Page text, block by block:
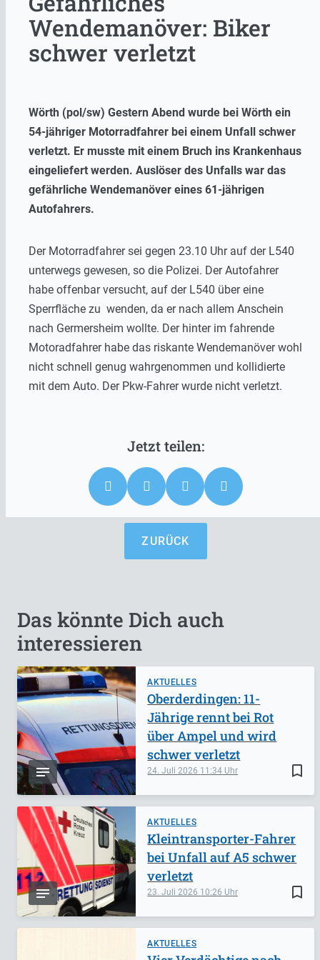
Wendemanöver: Biker
schwer verletzt
Wörth (pol/sw) Gestern Abend wurde bei Wörth ein
54-jähriger Motorradfahrer bei einem Unfall schwer
verletzt. Er musste mit einem Bruch ins Krankenhaus
eingeliefert werden. Auslöser des Unfalls war das
gefährliche Wendemanöver eines 61-jährigen
Autofahrers.
Der Motorradfahrer sei gegen 23.10 Uhr auf der L540
unterwegs gewesen, so die Polizei. Der Autofahrer
habe offenbar versucht, auf der L540 über eine
Sperrfläche zu wenden, da er nach allem Anschein
nach Germersheim wollte. Der hinter im fahrende
Motoradfahrer habe das riskante Wendemanöver wohl
nicht schnell genug wahrgenommen und kollidierte
mit dem Auto. Der Pkw-Fahrer wurde nicht verletzt.
ZURÜCK
Das könnte Dich auch
interessieren
AKTUELLES
bookmark_border
24. Juli 2026 11:34
Oberderdingen: 11-
Jährige rennt bei Rot
über Ampel und wird
schwer verletzt
AKTUELLES
bookmark_border
23. Juli 2026 10:26
Kleintransporter-Fahrer
bei Unfall auf A5 schwer
verletzt
AKTUELLES